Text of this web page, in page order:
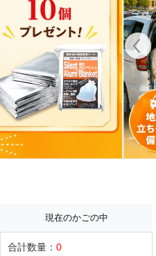
現在のかごの中
合計数量： 0